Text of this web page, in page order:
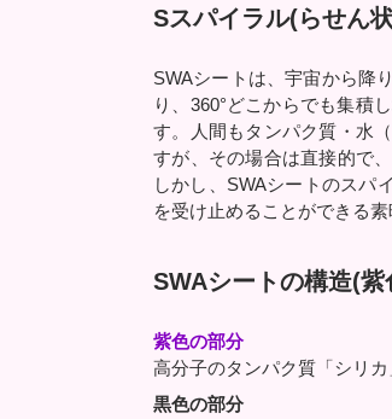
Sスパイラル(らせん
SWAシートは、宇宙から降
り、360°どこからでも集積
す。人間もタンパク質・水
すが、その場合は直接的で
しかし、SWAシートのスパ
を受け止めることができる
SWAシートの構造(
紫色の部分
高分子のタンパク質「シリ
黒色の部分